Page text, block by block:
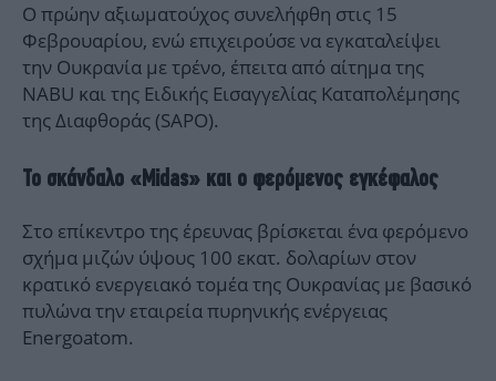
Ο πρώην αξιωματούχος συνελήφθη στις 15
Φεβρουαρίου, ενώ επιχειρούσε να εγκαταλείψει
την Ουκρανία με τρένο, έπειτα από αίτημα της
NABU και της Ειδικής Εισαγγελίας Καταπολέμησης
της Διαφθοράς (SAPO).
Το σκάνδαλο «Midas» και ο φερόμενος εγκέφαλος
Στο επίκεντρο της έρευνας βρίσκεται ένα φερόμενο
σχήμα μιζών ύψους 100 εκατ. δολαρίων στον
κρατικό ενεργειακό τομέα της Ουκρανίας με βασικό
πυλώνα την εταιρεία πυρηνικής ενέργειας
Energoatom.